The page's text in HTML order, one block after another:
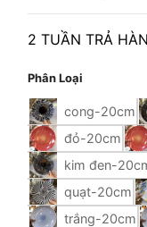
2 TUẦN TRẢ
Phân Loại
cong-20cm
đỏ-20cm
kim đen-
quạt-20cm
trắng-20cm